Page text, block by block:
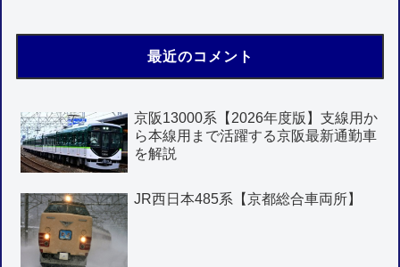
最近のコメント
京阪13000系【2026年度版】支線用か
ら本線用まで活躍する京阪最新通勤車
を解説
JR西日本485系【京都総合車両所】